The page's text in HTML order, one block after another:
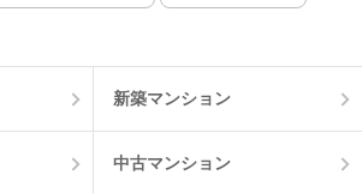
物件一覧に反映
新築マンション
中古マンション